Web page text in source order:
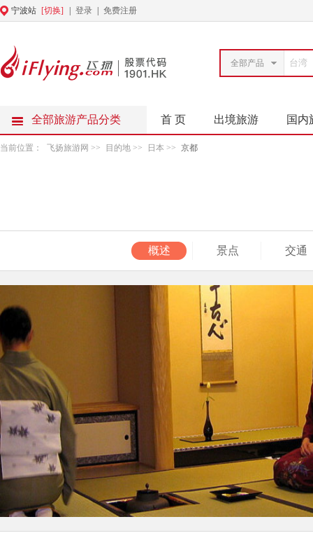
宁波站 [切换] 登录 免费注册
全部产品
全部旅游产品分类 首 页 出境旅游 国内
当前位置： 飞扬旅游网 >> 目的地 >> 日本 >> 京都
概述 景点 交通